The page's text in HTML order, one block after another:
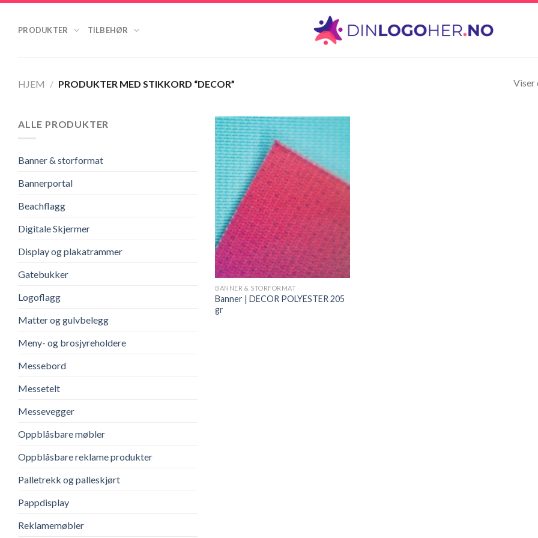
Skip
content
PRODUKTER TILBEHØR
HJEM / PRODUKTER MED STIKKORD “DECOR” Viser
ALLE PRODUKTER
Banner & storformat
Bannerportal
Beachflagg
Digitale Skjermer
Display og plakatrammer
Gatebukker
Logoflagg
Matter og gulvbelegg
Meny- og brosjyreholdere
Messebord
Messetelt
Messevegger
Oppblåsbare møbler
Oppblåsbare reklame produkter
Palletrekk og palleskjørt
Pappdisplay
Reklamemøbler
Legg til
ønskeliste
BANNER & STORFORMAT
Banner | DECOR POLYESTER 205
gr